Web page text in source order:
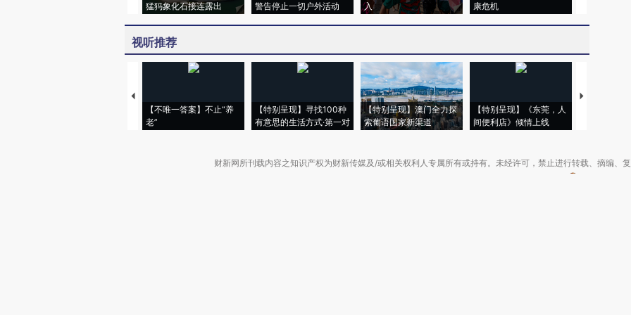
猛犸象化石接连露出
警告停止一切户外活动
入
康危机
视听推荐
【不唯一答案】不止“养
老”
【特别呈现】寻找100种
有意思的生活方式·第一对
【特别呈现】澳门全力探
索葡语国家新渠道
【特别呈现】《东莞，人
间便利店》倾情上线
【推广】走
财新网所刊载内容之知识产权为财新传媒及/或相关权利人专属所有或持有。未经许可，禁止进行转载、摘编、复